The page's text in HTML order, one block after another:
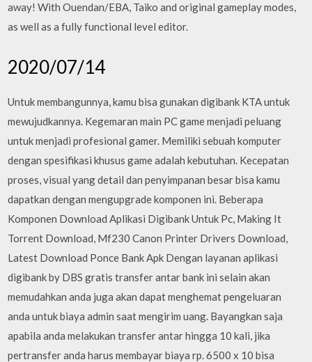
away! With Ouendan/EBA, Taiko and original gameplay modes,
as well as a fully functional level editor.
2020/07/14
Untuk membangunnya, kamu bisa gunakan digibank KTA untuk
mewujudkannya. Kegemaran main PC game menjadi peluang
untuk menjadi profesional gamer. Memiliki sebuah komputer
dengan spesifikasi khusus game adalah kebutuhan. Kecepatan
proses, visual yang detail dan penyimpanan besar bisa kamu
dapatkan dengan mengupgrade komponen ini. Beberapa
Komponen Download Aplikasi Digibank Untuk Pc, Making It
Torrent Download, Mf230 Canon Printer Drivers Download,
Latest Download Ponce Bank Apk Dengan layanan aplikasi
digibank by DBS gratis transfer antar bank ini selain akan
memudahkan anda juga akan dapat menghemat pengeluaran
anda untuk biaya admin saat mengirim uang. Bayangkan saja
apabila anda melakukan transfer antar hingga 10 kali, jika
pertransfer anda harus membayar biaya rp. 6500 x 10 bisa